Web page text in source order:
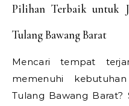
Pilihan Terbaik untuk
Tulang Bawang Barat
Mencari tempat
memenuhi
Tulang Bawang Barat?